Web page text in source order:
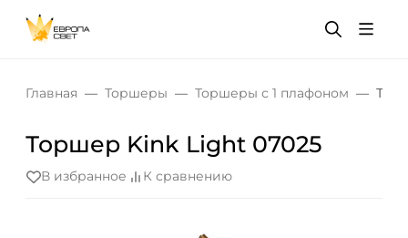
Главная Торшеры Торшеры с 1 плафоном
Торшер Kink Light 07025
В избранное К сравнению